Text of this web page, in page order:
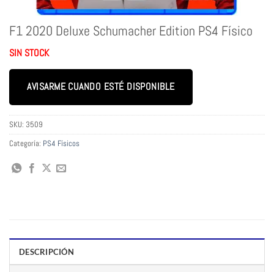
F1 2020 Deluxe Schumacher Edition PS4 Físico
SIN STOCK
AVISARME CUANDO ESTÉ DISPONIBLE
SKU: 3509
Categoría: PS4 Físicos
DESCRIPCIÓN